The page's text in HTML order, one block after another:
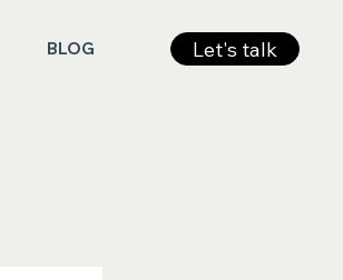
BLOG Let's talk